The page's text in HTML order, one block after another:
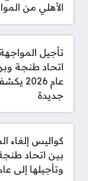
الأهلي من
تأجيل
اتحاد طنجة
عام
جديدة
كواليس إلغاء
بين اتحاد
وتأجيلها إلى عام